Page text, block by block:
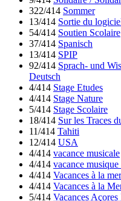
322/414 Sommer
13/414 Sortie du
54/414 Soutien Scolaire
37/414 Spanisch
13/414 SPIP
92/414 Sprach- und
Deutsch
4/414 Stage Etudes
4/414 Stage Nature
5/414 Stage Scolaire
18/414 Sur les Traces
11/414 Tahiti
12/414 USA
4/414 vacance musicale
4/414 vacance musique
4/414 Vacances à la mer
4/414 Vacances à la
5/414 Vacances